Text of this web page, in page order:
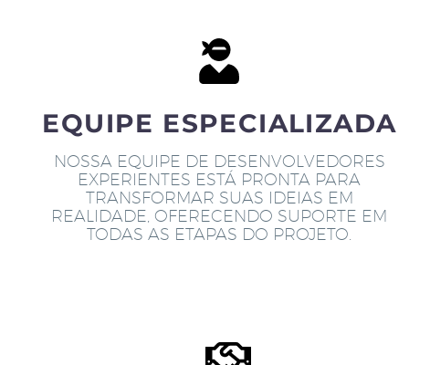
EQUIPE ESPECIALIZADA
NOSSA EQUIPE DE DESENVOLVEDORES
EXPERIENTES ESTÁ PRONTA PARA
TRANSFORMAR SUAS IDEIAS EM
REALIDADE, OFERECENDO SUPORTE EM
TODAS AS ETAPAS DO PROJETO.